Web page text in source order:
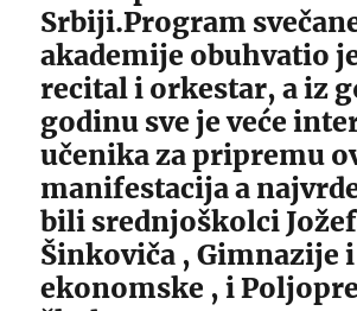
Srbiji.Program
akademije obuhvatio
recital i orkestar, a iz
godinu sve je veće
učenika za pripremu
manifestacija a
bili srednjoškolci
Šinkoviča , Gimnazije i
ekonomske , i